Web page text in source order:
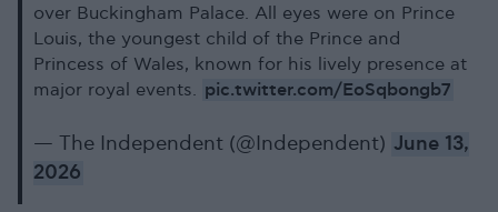
over Buckingham Palace. All eyes were on Prince
Louis, the youngest child of the Prince and
Princess of Wales, known for his lively presence at
major royal events. pic.twitter.com/EoSqbongb7
— The Independent (@Independent) June 13,
2026